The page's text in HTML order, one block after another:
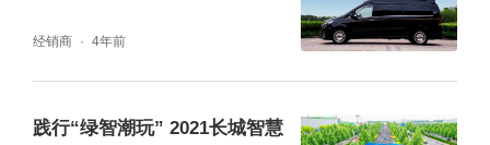
经销商 4年前
践行“绿智潮玩” 2021长城智慧